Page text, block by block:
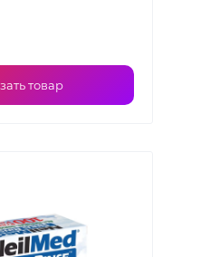
товар